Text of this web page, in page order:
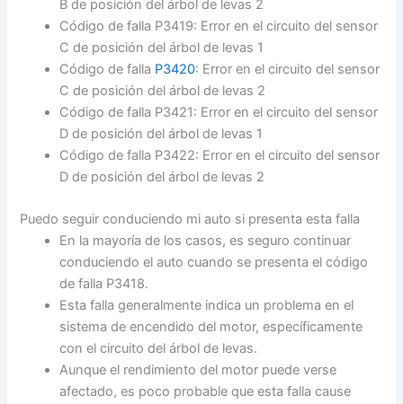
B de posición del árbol de levas 2
Código de falla P3419: Error en el circuito del sensor
C de posición del árbol de levas 1
Código de falla P3420: Error en el circuito del sensor
C de posición del árbol de levas 2
Código de falla P3421: Error en el circuito del sensor
D de posición del árbol de levas 1
Código de falla P3422: Error en el circuito del sensor
D de posición del árbol de levas 2
Puedo seguir conduciendo mi auto si presenta esta falla
En la mayoría de los casos, es seguro continuar
conduciendo el auto cuando se presenta el código
de falla P3418.
Esta falla generalmente indica un problema en el
sistema de encendido del motor, específicamente
con el circuito del árbol de levas.
Aunque el rendimiento del motor puede verse
afectado, es poco probable que esta falla cause